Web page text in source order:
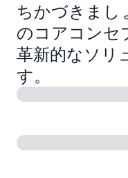
ちかづきまし
のコアコンセ
革新的なソリ
す。